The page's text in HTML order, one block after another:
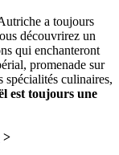
a toujours
découvrirez un
qui enchanteront
promenade sur
spécialités culinaires,
est toujours une
>